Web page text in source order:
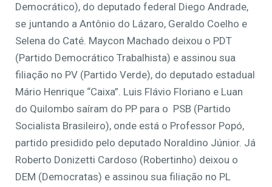
Democrático), do deputado federal Diego Andrade,
se juntando a Antônio do Lázaro, Geraldo Coelho e
Selena do Caté. Maycon Machado deixou o PDT
(Partido Democrático Trabalhista) e assinou sua
filiação no PV (Partido Verde), do deputado estadual
Mário Henrique “Caixa”. Luis Flávio Floriano e Luan
do Quilombo saíram do PP para o PSB (Partido
Socialista Brasileiro), onde está o Professor Popó,
partido presidido pelo deputado Noraldino Júnior. Já
Roberto Donizetti Cardoso (Robertinho) deixou o
DEM (Democratas) e assinou sua filiação no PL